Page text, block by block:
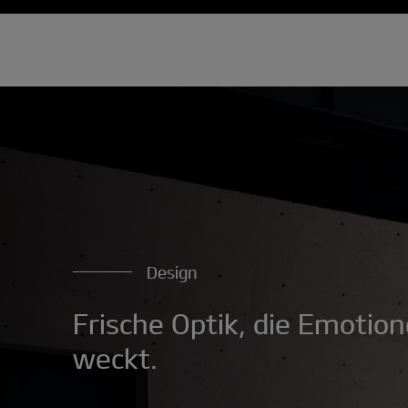
Design
Frische Optik, die
weckt.